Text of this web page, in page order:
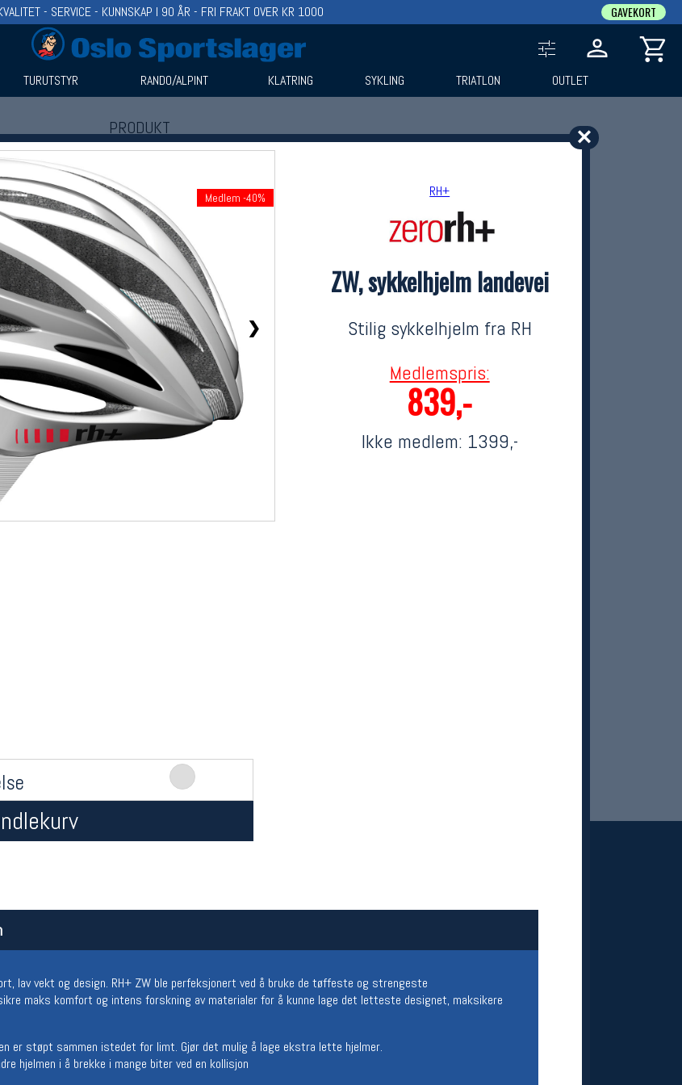
✕
❯
Medlem -40% RH+
ZW, sykkelhjelm landevei
Stilig sykkelhjelm fra RH
Medlemspris:
839,-
Ikke medlem: 1399,-
lav vekt og design. RH+ ZW ble perfeksjonert ved å bruke de tøffeste og strengeste
maks komfort og intens forskning av materialer for å kunne lage det letteste designet, maksikere
er støpt sammen istedet for limt. Gjør det mulig å lage ekstra lette hjelmer.
hjelmen i å brekke i mange biter ved en kollisjon
- SERVICE - KUNNSKAP I 90 ÅR - FRI FRAKT OVER KR 1000 GAVEKORT
TURUTSTYR RANDO/ALPINT KLATRING SYKLING TRIATLON OUTLET
PRODUKT
Produkter (1)
Bruk filter til å spisse søket
Åpningstider butikk
Lørdag:
11-16
Team Oslo Sportslager
Medlemstilbud og aktiviteter